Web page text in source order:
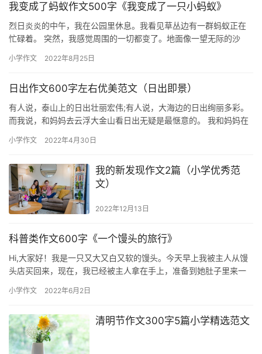
我变成了蚂蚁作文500字《我变成了一只小蚂蚁》
烈日炎炎的中午，我在公园里休息。我看见草丛边有一群蚂蚁正在
忙碌着。 突然，我感觉周围的一切都变了。地面像一望无际的沙
成了一…
小学作文 2022年8月25日
日出作文600字左右优美范文（日出即景）
有人说，泰山上的日出壮丽宏伟;有人说，大海边的日出绚丽多彩。
而我说，和妈妈去云浮大金山看日出无疑是最惬意的。 我和妈妈在
消…
小学作文 2022年4月30日
我的新发现作文2篇（小学优秀范
文）
2022年12月13日
科普类作文600字《一个馒头的旅行》
Hi,大家好！我是一只又大又白又软的馒头。今天早上我被主人从馒
头店买回来，现在，我已经被主人拿在手上，准备到她肚子里来一
即…
小学作文 2022年6月2日
清明节作文300字5篇小学精选范文